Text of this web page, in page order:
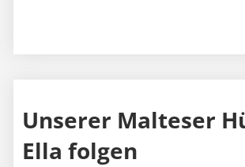
Unserer Malteser
Ella folgen